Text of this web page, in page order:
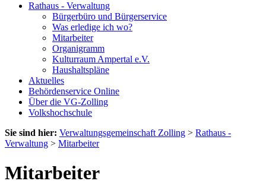
Rathaus - Verwaltung
Bürgerbüro und Bürgerservice
Was erledige ich wo?
Mitarbeiter
Organigramm
Kulturraum Ampertal e.V.
Haushaltspläne
Aktuelles
Behördenservice Online
Über die VG-Zolling
Volkshochschule
Sie sind hier: Verwaltungsgemeinschaft Zolling > Rathaus -
Verwaltung > Mitarbeiter
Mitarbeiter